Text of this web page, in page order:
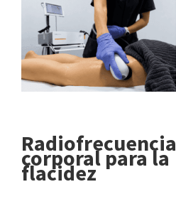
Radiofrecuencia
corporal para la
flacidez